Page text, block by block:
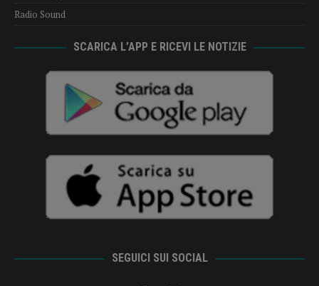
Radio Sound
SCARICA L’APP E RICEVI LE NOTIZIE
SEGUICI SUI SOCIAL